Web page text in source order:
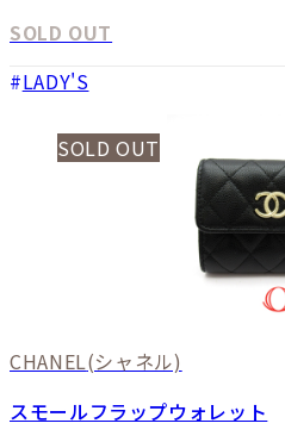
SOLD OUT
LADY'S
SOLD OUT
CHANEL(シャネル)
スモールフラップウォレット